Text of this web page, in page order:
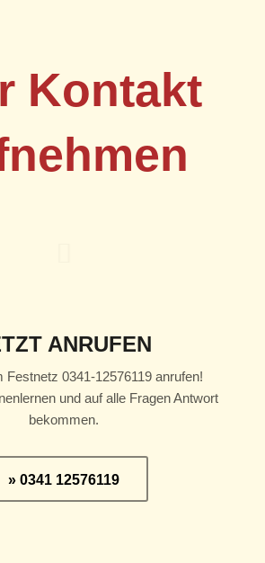
Kontakt
ANRUFEN
Festnetz 0341-12576119 anrufen!
und auf alle Fragen Antwort
bekommen.
» 0341 12576119